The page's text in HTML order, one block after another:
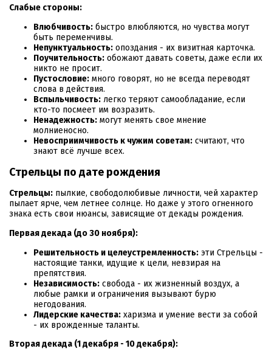
Слабые стороны:
Влюбчивость: быстро влюбляются, но чувства могут
быть переменчивы.
Непунктуальность: опоздания - их визитная карточка.
Поучительность: обожают давать советы, даже если их
никто не просит.
Пустословие: много говорят, но не всегда переводят
слова в действия.
Вспыльчивость: легко теряют самообладание, если
кто-то посмеет им возразить.
Ненадежность: могут менять свое мнение
молниеносно.
Невосприимчивость к чужим советам: считают, что
знают всё лучше всех.
Стрельцы по дате рождения
Стрельцы: пылкие, свободолюбивые личности, чей характер
пылает ярче, чем летнее солнце. Но даже у этого огненного
знака есть свои нюансы, зависящие от декады рождения.
Первая декада (до 30 ноября):
Решительность и целеустремленность: эти Стрельцы -
настоящие танки, идущие к цели, невзирая на
препятствия.
Независимость: свобода - их жизненный воздух, а
любые рамки и ограничения вызывают бурю
негодования.
Лидерские качества: харизма и умение вести за собой
- их врожденные таланты.
Вторая декада (1 декабря - 10 декабря):